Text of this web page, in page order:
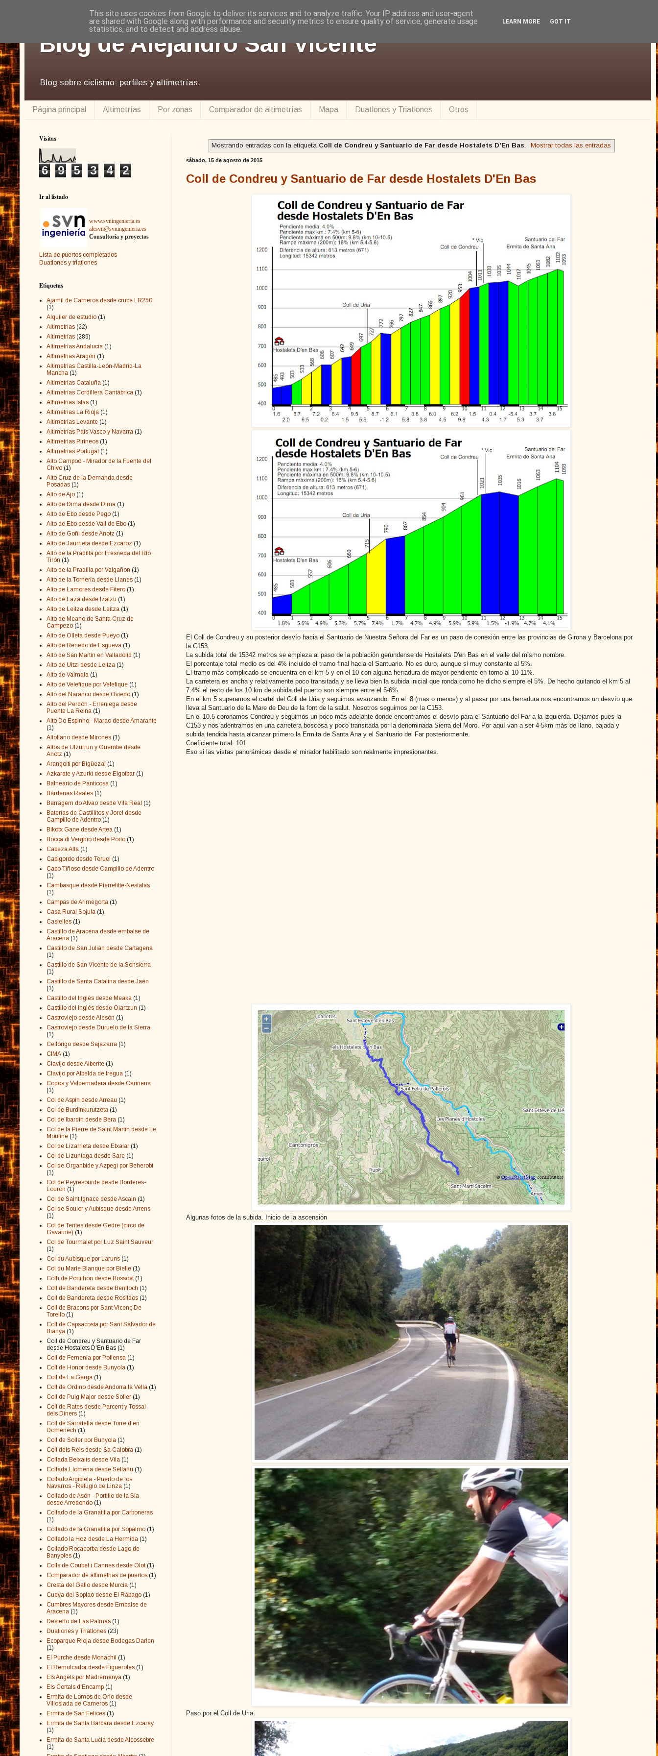
Blog de Alejandro San Vicente
Blog sobre ciclismo: perfiles y altimetrías.
Página principal Altimetrías Por zonas Comparador de altimetrías Mapa Duatlones y Triatlones Otros
Mostrando entradas con la etiqueta Coll de Condreu y Santuario de Far desde Hostalets D'En Bas Mostrar todas las entradas
sábado, 15 de agosto de 2015
Coll de Condreu y Santuario de Far desde Hostalets D'En Bas
El Coll de Condreu y su posterior desvío hacia el Santuario de Nuestra Señora del Far es un paso de conexión entre las provincias de Girona y Barcelona por
la C153.
La subida total de 15342 metros se empieza al paso de la población gerundense de Hostalets D'en Bas en el valle del mismo nombre.
El porcentaje total medio es del 4% incluido el tramo final hacia el Santuario. No es duro, aunque si muy constante al 5%.
El tramo más complicado se encuentra en el km 5 y en el 10 con alguna herradura de mayor pendiente en torno al 10-11%.
La carretera es ancha y relativamente poco transitada y se lleva bien la subida inicial que ronda como he dicho siempre el 5%. De hecho quitando el km 5 al
7.4% el resto de los 10 km de subida del puerto son siempre entre el 5-6%.
En el km 5 superamos el cartel del Coll de Uria y seguimos avanzando. En el 8 (mas o menos) y al pasar por una herradura nos encontramos un desvío que
lleva al Santuario de la Mare de Deu de la font de la salut. Nosotros seguimos por la C153.
En el 10.5 coronamos Condreu y seguimos un poco más adelante donde encontramos el desvío para el Santuario del Far a la izquierda. Dejamos pues la
C153 y nos adentramos en una carretera boscosa y poco transitada por la denominada Sierra del Moro. Por aquí van a ser 4-5km más de llano, bajada y
subida tendida hasta alcanzar primero la Ermita de Santa Ana y el Santuario del Far posteriormente.
Coeficiente total: 101.
Eso si las vistas panorámicas desde el mirador habilitado son realmente impresionantes.
Algunas fotos de la subida. Inicio de la ascensión
Paso por el Coll de Uria.
Visitas
6 9 5 3 4 2
Ir al listado
www.svningenieria.es
alesvn@svningenieria.es
Consultoría y proyectos
Lista de puertos completados
Duatlones y triatlones
Etiquetas
Ajamil de Cameros desde cruce LR250
(1)
Alquiler de estudio (1)
Altimetrias (22)
Altimetrías (286)
Altimetrías Andalucía (1)
Altimetrías Aragón (1)
Altimetrías Castilla-León-Madrid-La
Mancha (1)
Altimetrías Cataluña (1)
Altimetrías Cordillera Cantábrica (1)
Altimetrías Islas (1)
Altimetrías La Rioja (1)
Altimetrías Levante (1)
Altimetrías País Vasco y Navarra (1)
Altimetrias Pirineos (1)
Altimetrías Portugal (1)
Alto Campoó - Mirador de la Fuente del
Chivo (1)
Alto Cruz de la Demanda desde
Posadas (1)
Alto de Ajo (1)
Alto de Dima desde Dima (1)
Alto de Ebo desde Pego (1)
Alto de Ebo desde Vall de Ebo (1)
Alto de Goñi desde Anotz (1)
Alto de Jaurrieta desde Ezcaroz (1)
Alto de la Pradilla por Fresneda del Río
Tirón (1)
Alto de la Pradilla por Valgañon (1)
Alto de la Tornería desde Llanes (1)
Alto de Lamores desde Fitero (1)
Alto de Laza desde Izalzu (1)
Alto de Leitza desde Leitza (1)
Alto de Meano de Santa Cruz de
Campezo (1)
Alto de Olleta desde Pueyo (1)
Alto de Renedo de Esgueva (1)
Alto de San Martín en Valladolid (1)
Alto de Uitzi desde Leitza (1)
Alto de Valmala (1)
Alto de Velefique por Velefique (1)
Alto del Naranco desde Oviedo (1)
Alto del Perdón - Erreniega desde
Puente La Reina (1)
Alto Do Espinho - Marao desde Amarante
(1)
Altollano desde Mirones (1)
Altos de Ulzurrun y Guembe desde
Anotz (1)
Arangoiti por Bigüezal (1)
Azkarate y Azurki desde Elgoibar (1)
Balneario de Panticosa (1)
Bárdenas Reales (1)
Barragem do Alvao desde Vila Real (1)
Baterías de Castillitos y Jorel desde
Campillo de Adentro (1)
Bikotx Gane desde Artea (1)
Bocca di Verghio desde Porto (1)
Cabeza Alta (1)
Cabigordo desde Teruel (1)
Cabo Tiñoso desde Campillo de Adentro
(1)
Cambasque desde Pierrefitte-Nestalas
(1)
Campas de Arimegorta (1)
Casa Rural Sojula (1)
Casielles (1)
Castillo de Aracena desde embalse de
Aracena (1)
Castillo de San Julián desde Cartagena
(1)
Castillo de San Vicente de la Sonsierra
(1)
Castillo de Santa Catalina desde Jaén
(1)
Castillo del Inglés desde Meaka (1)
Castillo del Inglés desde Oiartzun (1)
Castroviejo desde Alesón (1)
Castroviejo desde Duruelo de la Sierra
(1)
Cellórigo desde Sajazarra (1)
CIMA (1)
Clavijo desde Alberite (1)
Clavijo por Albelda de Iregua (1)
Codos y Valdemadera desde Cariñena
(1)
Col de Aspin desde Arreau (1)
Col de Burdinkurutzeta (1)
Col de Ibardin desde Bera (1)
Col de la Pierre de Saint Martin desde Le
Mouline (1)
Col de Lizarrieta desde Etxalar (1)
Col de Lizuniaga desde Sare (1)
Col de Organbide y Azpegi por Beherobi
(1)
Col de Peyresourde desde Borderes-
Louron (1)
Col de Saint Ignace desde Ascain (1)
Col de Soulor y Aubisque desde Arrens
(1)
Col de Tentes desde Gedre (circo de
Gavarnie) (1)
Col de Tourmalet por Luz Saint Sauveur
(1)
Col du Aubisque por Laruns (1)
Col du Marie Blanque por Bielle (1)
Colh de Portilhon desde Bossost (1)
Coll de Bandereta desde Benlloch (1)
Coll de Bandereta desde Rosildos (1)
Coll de Bracons por Sant Vicenç De
Torello (1)
Coll de Capsacosta por Sant Salvador de
Bianya (1)
Coll de Condreu y Santuario de Far
desde Hostalets D'En Bas (1)
Coll de Femenía por Pollensa (1)
Coll de Honor desde Bunyola (1)
Coll de La Garga (1)
Coll de Ordino desde Andorra la Vella (1)
Coll de Puig Major desde Soller (1)
Coll de Rates desde Parcent y Tossal
dels Diners (1)
Coll de Sarratella desde Torre d'en
Domenech (1)
Coll de Soller por Bunyola (1)
Coll dels Reis desde Sa Calobra (1)
Collada Beixalis desde Vila (1)
Collada Llomena desde Sellañu (1)
Collado Argibiela - Puerto de los
Navarros - Refugio de Linza (1)
Collado de Asón - Portillo de la Sía
desde Arredondo (1)
Collado de la Granatilla por Carboneras
(1)
Collado de la Granatilla por Sopalmo (1)
Collado la Hoz desde La Hermida (1)
Collado Rocacorba desde Lago de
Banyoles (1)
Colls de Coubet i Cannes desde Olot (1)
Comparador de altimetrías de puertos (1)
Cresta del Gallo desde Murcia (1)
Cueva del Soplao desde El Rábago (1)
Cumbres Mayores desde Embalse de
Aracena (1)
Desierto de Las Palmas (1)
Duatlones y Triatlones (23)
Ecoparque Rioja desde Bodegas Darien
(1)
El Purche desde Monachil (1)
El Remolcador desde Figueroles (1)
Els Angels por Madremanya (1)
Els Cortals d'Encamp (1)
Ermita de Lomos de Orio desde
Villoslada de Cameros (1)
Ermita de San Felices (1)
Ermita de Santa Bárbara desde Ezcaray
(1)
Ermita de Santa Lucía desde Alcossebre
(1)
This site uses cookies from Google to deliver its services and to analyze traffic. Your IP address and user-agent
are shared with Google along with performance and security metrics to ensure quality of service, generate usage
statistics, and to detect and address abuse.
LEARN MORE GOT IT